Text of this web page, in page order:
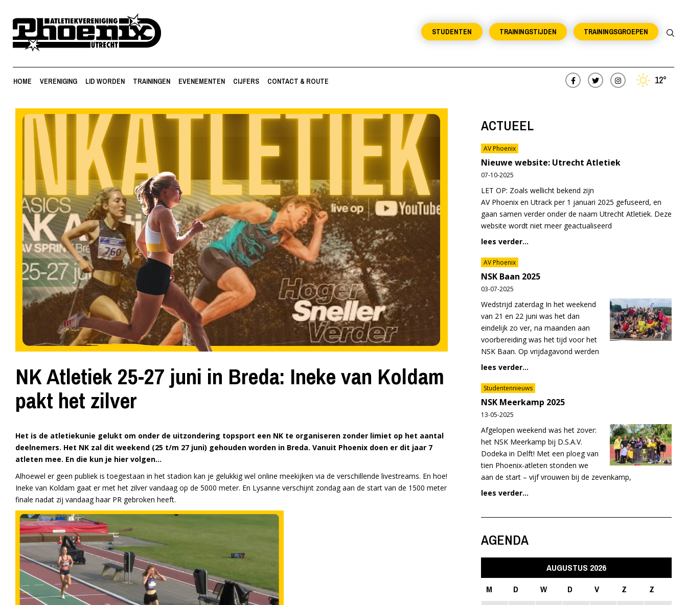
TRAININGSGROEPEN
TRAININGSTIJDEN
STUDENTEN
HOME VERENIGING LID WORDEN TRAININGEN EVENEMENTEN CIJFERS CONTACT & ROUTE 12°
NK Atletiek 25-27 juni in Breda: Ineke van Koldam
pakt het zilver
Het is de atletiekunie gelukt om onder de uitzondering topsport een NK te organiseren zonder limiet op het aantal
deelnemers. Het NK zal dit weekend (25 t/m 27 juni) gehouden worden in Breda. Vanuit Phoenix doen er dit jaar 7
atleten mee. En die kun je hier volgen…
Alhoewel er geen publiek is toegestaan in het stadion kan je gelukkig wel online meekijken via de verschillende livestreams. En hoe!
Ineke van Koldam gaat er met het zilver vandaag op de 5000 meter. En Lysanne verschijnt zondag aan de start van de 1500 meter
finale nadat zij vandaag haar PR gebroken heeft.
ACTUEEL
AV Phoenix
Nieuwe website: Utrecht Atletiek
07-10-2025
LET OP: Zoals wellicht bekend zijn
AV Phoenix en Utrack per 1 januari 2025 gefuseerd, en
gaan samen verder onder de naam Utrecht Atletiek. Deze
website wordt niet meer geactualiseerd
lees verder...
AV Phoenix
NSK Baan 2025
03-07-2025
Wedstrijd zaterdag In het weekend
van 21 en 22 juni was het dan
eindelijk zo ver, na maanden aan
voorbereiding was het tijd voor het
NSK Baan. Op vrijdagavond werden
lees verder...
Studentennieuws
NSK Meerkamp 2025
13-05-2025
Afgelopen weekend was het zover:
het NSK Meerkamp bij D.S.A.V.
Dodeka in Delft! Met een ploeg van
tien Phoenix-atleten stonden we
aan de start – vijf vrouwen bij de zevenkamp,
lees verder...
AGENDA
AUGUSTUS 2026
M
D W D V Z Z